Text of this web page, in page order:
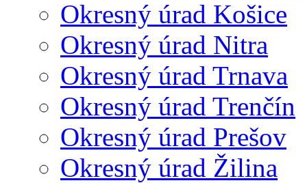
Okresný úrad Košice
Okresný úrad Nitra
Okresný úrad Trnava
Okresný úrad Trenčín
Okresný úrad Prešov
Okresný úrad Žilina